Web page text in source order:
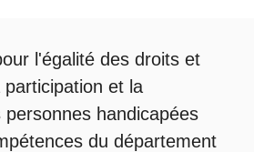
l'égalité des droits et
et la
handicapées
du département